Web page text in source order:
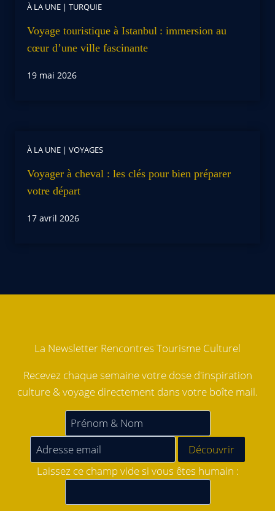
À LA UNE | TURQUIE
Voyage touristique à Istanbul : immersion au
cœur d’une ville fascinante
19 mai 2026
À LA UNE | VOYAGES
Voyager à cheval : les clés pour bien préparer
votre départ
17 avril 2026
La Newsletter Rencontres Tourisme Culturel
Recevez chaque semaine votre dose d'inspiration
culture & voyage directement dans votre boîte mail.
Laissez ce champ vide si vous êtes humain :